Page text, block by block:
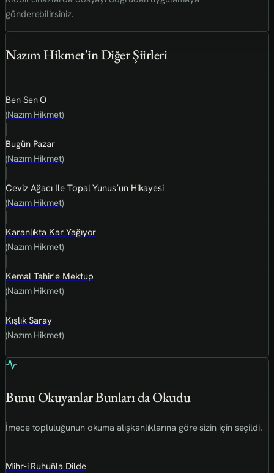
gönderebilirsiniz.
Nazım Hikmet'in Diğer Şiirleri
Ben Sen O
(Nazım Hikmet)
Bugün Pazar
(Nazım Hikmet)
Ceviz Ağacı Ile Topal Yunus’un Hikayesi
(Nazım Hikmet)
Karanlıkta Kar Yağıyor
(Nazım Hikmet)
Kemal Tahir'e Mektup
(Nazım Hikmet)
Kışlık Saray
(Nazım Hikmet)
Bunu Okuyanlar Bunları da Okudu
İmece topluluğunun okuma alışkanlıklarına göre sizin için seçildi.
Mihr-i Ruhuñla Dilde